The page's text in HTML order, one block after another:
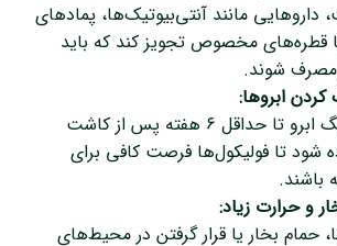
داروهایی مانند آنتی‌بیوتیک‌ها، پمادهای
قطره‌های مخصوص تجویز کند که باید
شوند.
کردن ابروها:
رنگ مو و رنگ ابرو تا حداقل ۶ هفته پس از کاشت
شود تا فولیکول‌ها فرصت کافی برای
باشند.
و حرارت زیاد:
حمام بخار یا قرار گرفتن در محیط‌های